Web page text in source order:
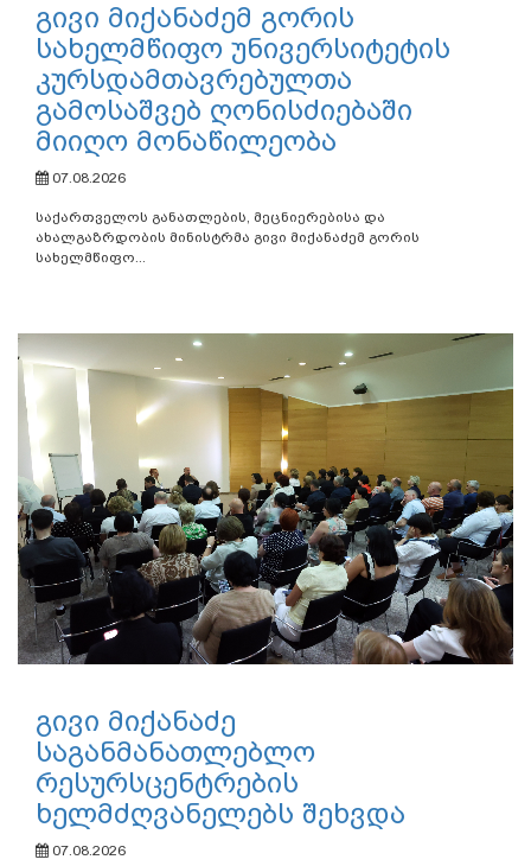
გივი მიქანაძემ გორის
სახელმწიფო უნივერსიტეტის
კურსდამთავრებულთა
გამოსაშვებ ღონისძიებაში
მიიღო მონაწილეობა
07.08.2026
საქართველოს განათლების, მეცნიერებისა და
ახალგაზრდობის მინისტრმა გივი მიქანაძემ გორის
სახელმწიფო...
გივი მიქანაძე
საგანმანათლებლო
რესურსცენტრების
ხელმძღვანელებს შეხვდა
07.08.2026